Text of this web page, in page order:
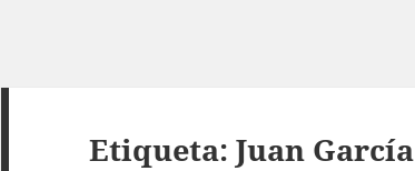
Etiqueta:Juan García